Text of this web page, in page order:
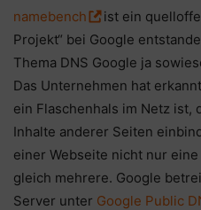
namebench
ist ein
Projekt“ bei Google
Thema DNS Google ja
Das Unternehmen hat
ein Flaschenhals im Netz ist,
Inhalte anderer Seiten
einer Webseite nicht nur
gleich mehrere. Google
Server unter Google Public